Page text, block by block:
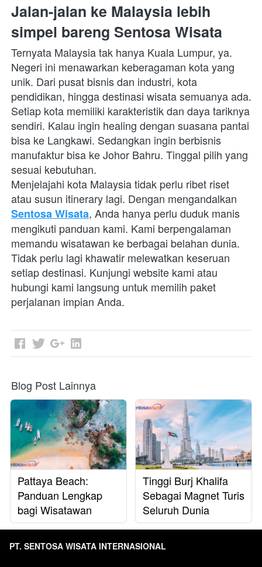
Jalan-jalan ke Malaysia lebih
simpel bareng Sentosa Wisata
Ternyata Malaysia tak hanya Kuala Lumpur, ya.
Negeri ini menawarkan keberagaman kota yang
unik. Dari pusat bisnis dan industri, kota
pendidikan, hingga destinasi wisata semuanya ada.
Setiap kota memiliki karakteristik dan daya tariknya
sendiri. Kalau ingin healing dengan suasana pantai
bisa ke Langkawi. Sedangkan ingin berbisnis
manufaktur bisa ke Johor Bahru. Tinggal pilih yang
sesuai kebutuhan.
Menjelajahi kota Malaysia tidak perlu ribet riset
Sentosa Wisata, Anda hanya perlu duduk manis
mengikuti panduan kami. Kami berpengalaman
memandu wisatawan ke berbagai belahan dunia.
Tidak perlu lagi khawatir melewatkan keseruan
setiap destinasi. Kunjungi website kami atau
hubungi kami langsung untuk memilih paket
perjalanan impian Anda.
Blog Post Lainnya
Pattaya Beach:
Panduan Lengkap
bagi Wisatawan
Tinggi Burj Khalifa
Sebagai Magnet Turis
Seluruh Dunia
PT. SENTOSA WISATA INTERNASIONAL